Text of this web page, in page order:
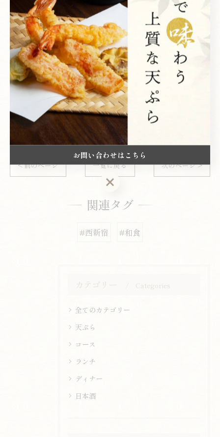
#料理の芸術
#食通の集い
#至福の時間
#隠れた名店
#季節の食材
西新宿で味わう本格的な天ぷら
天ぷら
< 前のページ 一覧に戻る 次のページ >
関連タグ
#西新宿 #和食
カテゴリー Categories
全てのカテゴリー
天ぷら
コース
ランチ
ディナー
日本酒
お問い合わせはこちら
お問い合わせはこちら